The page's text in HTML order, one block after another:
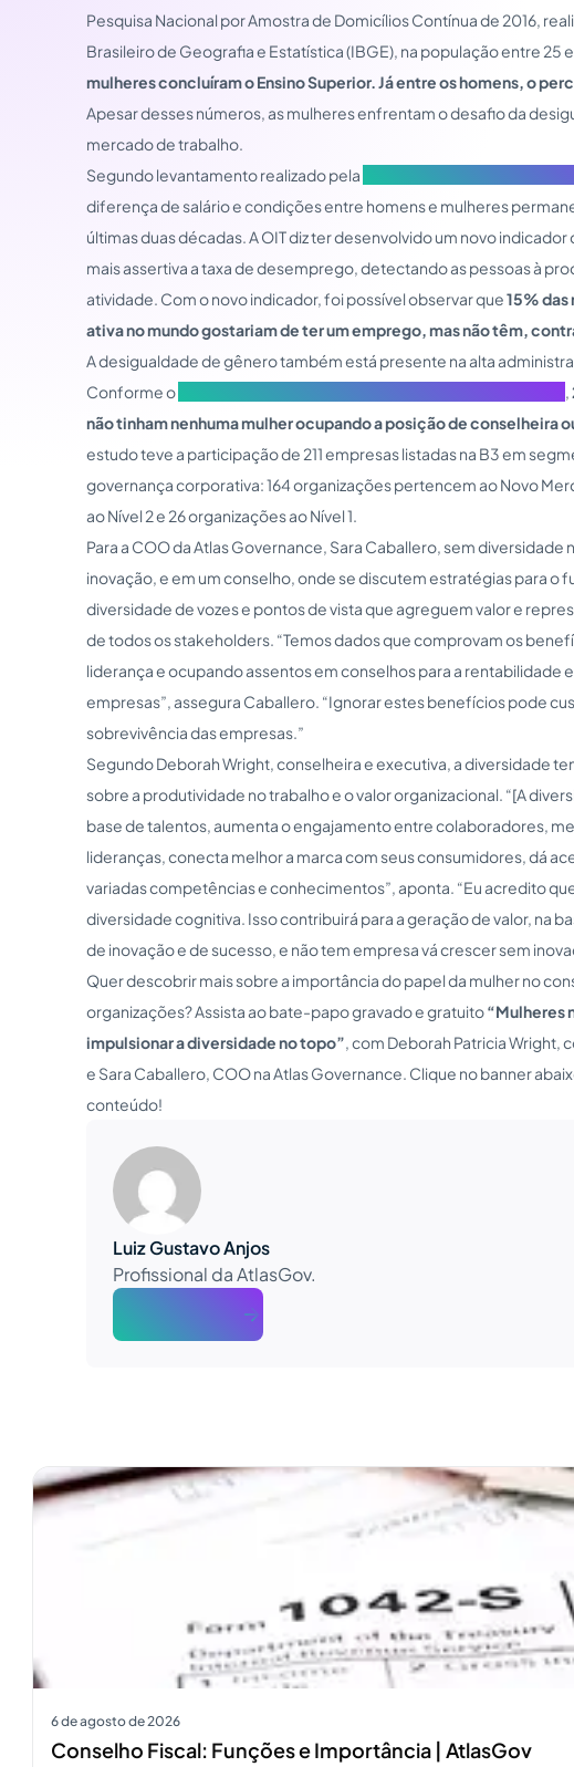
Pesquisa Nacional por Amostra de Domicílios Contínua de 2016,
Brasileiro de Geografia e Estatística (IBGE), na população entre 25
mulheres concluíram o Ensino Superior. Já entre os homens, o
Apesar desses números, as mulheres enfrentam o desafio da
mercado de trabalho.
Segundo levantamento realizado pela
diferença de salário e condições entre homens e mulheres
últimas duas décadas. A OIT diz ter desenvolvido um novo
mais assertiva a taxa de desemprego, detectando as pessoas à
atividade. Com o novo indicador, foi possível observar que15% das
ativa no mundo gostariam de ter um emprego, mas não têm,
A desigualdade de gênero também está presente na alta
Conforme o
,
não tinham nenhuma mulher ocupando a posição de conselheira
estudo teve a participação de 211 empresas listadas na B3 em
governança corporativa: 164 organizações pertencem ao Novo
ao Nível 2 e 26 organizações ao Nível 1.
Para a COO da Atlas Governance, Sara Caballero, sem diversidade
inovação, e em um conselho, onde se discutem estratégias para o
diversidade de vozes e pontos de vista que agreguem valor e
de todos os stakeholders. “Temos dados que comprovam os
liderança e ocupando assentos em conselhos para a rentabilidade
empresas”, assegura Caballero. “Ignorar estes benefícios pode
sobrevivência das empresas.”
Segundo Deborah Wright, conselheira e executiva, a diversidade
sobre a produtividade no trabalho e o valor organizacional. “[A
base de talentos, aumenta o engajamento entre colaboradores,
lideranças, conecta melhor a marca com seus consumidores, dá
variadas competências e conhecimentos”, aponta. “Eu acredito
diversidade cognitiva. Isso contribuirá para a geração de valor, na
de inovação e de sucesso, e não tem empresa vá crescer sem
Quer descobrir mais sobre a importância do papel da mulher no
organizações? Assista ao bate-papo gravado e gratuito“Mulheres
impulsionar a diversidade no topo”, com Deborah Patricia Wright,
e Sara Caballero, COO na Atlas Governance. Clique no banner
conteúdo!
Luiz Gustavo Anjos
Profissional da AtlasGov.
Ver mais
6 de agosto de 2026
Conselho Fiscal: Funções e Importância | AtlasGov